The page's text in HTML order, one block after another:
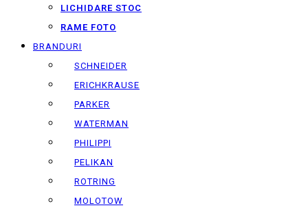
LICHIDARE STOC
RAME FOTO
BRANDURI
SCHNEIDER
ERICHKRAUSE
PARKER
WATERMAN
PHILIPPI
PELIKAN
ROTRING
MOLOTOW